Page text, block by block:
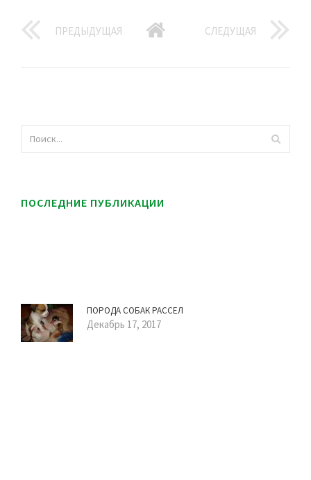
ПРЕДЫДУЩАЯ СЛЕДУЩАЯ
ПОСЛЕДНИЕ ПУБЛИКАЦИИ
ПОРОДА СОБАК РАССЕЛ
Декабрь 17, 2017